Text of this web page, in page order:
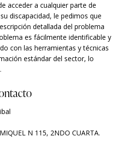
acceder a cualquier parte de
discapacidad, le pedimos que
detallada del problema
es fácilmente identificable y
con las herramientas y técnicas
estándar del sector, lo
N 115, 2NDO CUARTA.